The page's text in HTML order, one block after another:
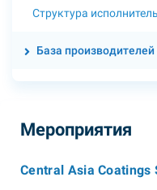
Структура
База
Мероприятия
Central Asia Coatings